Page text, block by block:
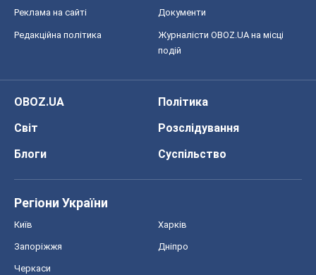
Реклама на сайті Документи
Редакційна політика
Журналісти OBOZ.UA на місці
подій
OBOZ.UA
Політика
Світ
Розслідування
Блоги
Суспільство
Регіони України
Київ Харків
Запоріжжя Дніпро
Черкаси